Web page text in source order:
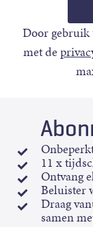
Door gebruik
met de
11 x
Ontvang
Beluister
Draag
samen